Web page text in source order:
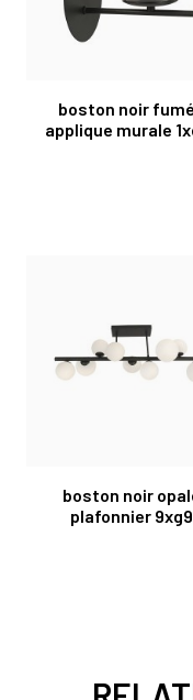
boston noir
applique murale
boston noir
plafonnier 9xg9